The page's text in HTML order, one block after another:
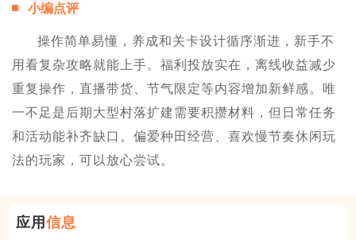
小编点评
操作简单易懂，养成和关卡设计循序渐进，新手不
用看复杂攻略就能上手。福利投放实在，离线收益减少
重复操作，直播带货、节气限定等内容增加新鲜感。唯
一不足是后期大型村落扩建需要积攒材料，但日常任务
和活动能补齐缺口。偏爱种田经营、喜欢慢节奏休闲玩
法的玩家，可以放心尝试。
应用 信息